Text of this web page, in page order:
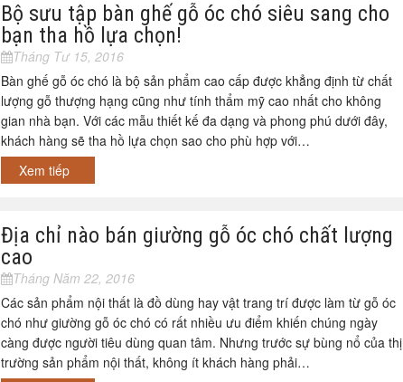
Bộ sưu tập bàn ghế gỗ óc chó siêu sang cho
bạn tha hồ lựa chọn!
Tháng Tư 15, 2016
Bàn ghế gỗ óc chó là bộ sản phẩm cao cấp được khẳng định từ chất
lượng gỗ thượng hạng cũng như tính thẩm mỹ cao nhất cho không
gian nhà bạn. Với các mẫu thiết kế đa dạng và phong phú dưới đây,
khách hàng sẽ tha hồ lựa chọn sao cho phù hợp với…
Xem tiếp
Địa chỉ nào bán giường gỗ óc chó chất lượng
cao
Tháng Năm 22, 2016
Các sản phẩm nội thất là đồ dùng hay vật trang trí được làm từ gỗ óc
chó như giường gỗ óc chó có rất nhiều ưu điểm khiến chúng ngày
càng được người tiêu dùng quan tâm. Nhưng trước sự bùng nổ của thị
trường sản phẩm nội thất, không ít khách hàng phải…